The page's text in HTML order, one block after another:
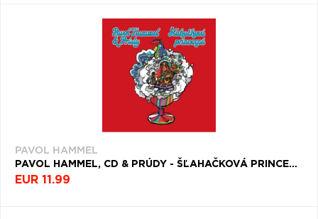
PAVOL HAMMEL
PAVOL HAMMEL, CD & PRÚDY - ŠĽAHAČKOVÁ PRINCEZNÁ
EUR 11.99